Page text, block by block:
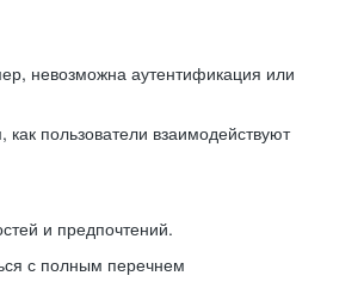
невозможна аутентификация или
пользователи взаимодействуют
и предпочтений.
с полным перечнем